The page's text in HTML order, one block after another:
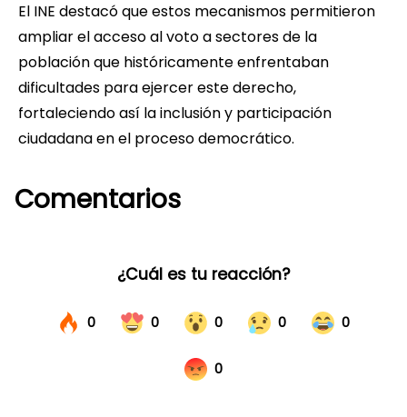
El INE destacó que estos mecanismos permitieron
ampliar el acceso al voto a sectores de la
población que históricamente enfrentaban
dificultades para ejercer este derecho,
fortaleciendo así la inclusión y participación
ciudadana en el proceso democrático.
Comentarios